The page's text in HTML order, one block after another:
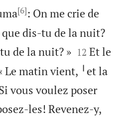
[6]: On me crie de
que dis-tu de la nuit?
de la nuit? »
12 Et le
Le matin vient, ╵et la
vous voulez poser
les! Revenez-y,